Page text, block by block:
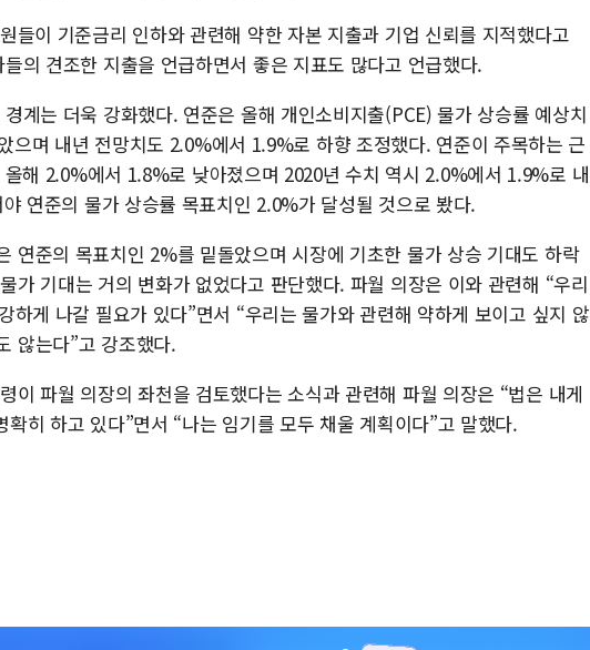
들이 기준금리 인하와 관련해 약한 자본 지출과 기업 신뢰를 지적했다고
의 견조한 지출을 언급하면서 좋은 지표도 많다고 언급했다.
계는 더욱 강화했다. 연준은 올해 개인소비지출(PCE) 물가 상승률 예상치
으며 내년 전망치도 2.0%에서 1.9%로 하향 조정했다. 연준이 주목하는 근
해 2.0%에서 1.8%로 낮아졌으며 2020년 수치 역시 2.0%에서 1.9%로 내
연준의 물가 상승률 목표치인 2.0%가 달성될 것으로 봤다.
연준의 목표치인 2%를 밑돌았으며 시장에 기초한 물가 상승 기대도 하락
가 기대는 거의 변화가 없었다고 판단했다. 파월 의장은 이와 관련해 “우리
하게 나갈 필요가 있다”면서 “우리는 물가와 관련해 약하게 보이고 싶지 않
않는다”고 강조했다.
이 파월 의장의 좌천을 검토했다는 소식과 관련해 파월 의장은 “법은 내게
히 하고 있다”면서 “나는 임기를 모두 채울 계획이다”고 말했다.